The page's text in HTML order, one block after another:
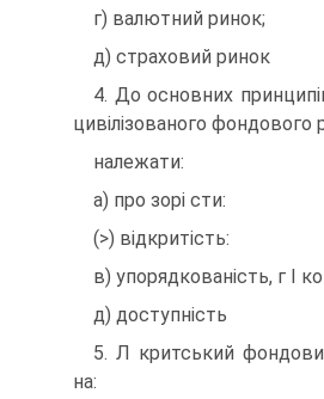
г) валютний ринок;
д) страховий ринок
4. До основних
цивілізованого фондового
належати:
а) про зорі сти:
(>) відкритість:
в) упорядкованість, г І
д) доступність
5. Л критський
на: